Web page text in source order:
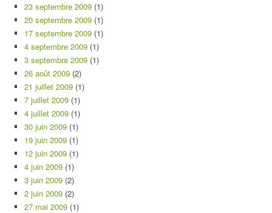
23 septembre 2009 (1)
20 septembre 2009 (1)
17 septembre 2009 (1)
4 septembre 2009 (1)
3 septembre 2009 (1)
26 août 2009 (2)
21 juillet 2009 (1)
7 juillet 2009 (1)
4 juillet 2009 (1)
30 juin 2009 (1)
19 juin 2009 (1)
12 juin 2009 (1)
4 juin 2009 (1)
3 juin 2009 (2)
2 juin 2009 (2)
27 mai 2009 (1)